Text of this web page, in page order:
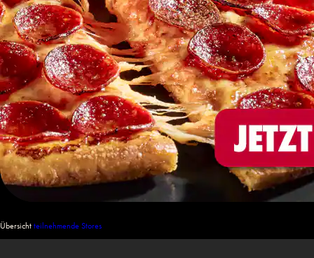
Übersicht teilnehmende Stores